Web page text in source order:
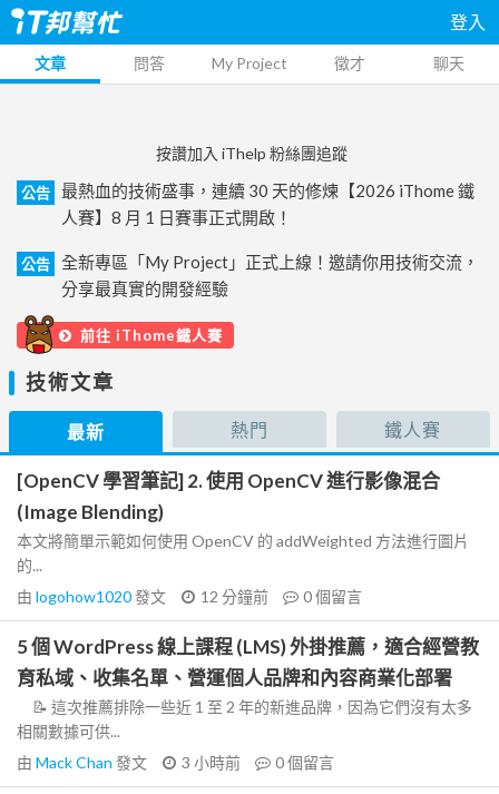
登入
文章 問答 My Project 徵才 聊天
按讚加入 iThelp 粉絲團追蹤
公告
最熱血的技術盛事，連續 30 天的修煉【2026 iThome 鐵
人賽】8 月 1 日賽事正式開啟！
公告
全新專區「My Project」正式上線！邀請你用技術交流，
分享最真實的開發經驗
前往 iThome鐵人賽
技術文章
最新 熱門 鐵人賽
[OpenCV 學習筆記] 2. 使用 OpenCV 進行影像混合
(Image Blending)
本文將簡單示範如何使用 OpenCV 的 addWeighted 方法進行圖片
的...
由 logohow1020發文 12 分鐘前 0個留言
5 個 WordPress 線上課程 (LMS) 外掛推薦，適合經營教
育私域、收集名單、營運個人品牌和內容商業化部署
📝 這次推薦排除一些近 1 至 2 年的新進品牌，因為它們沒有太多
相關數據可供...
由 Mack Chan 發文 3 小時前 0個留言